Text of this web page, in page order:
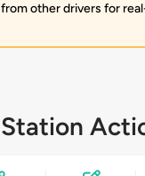
other drivers for